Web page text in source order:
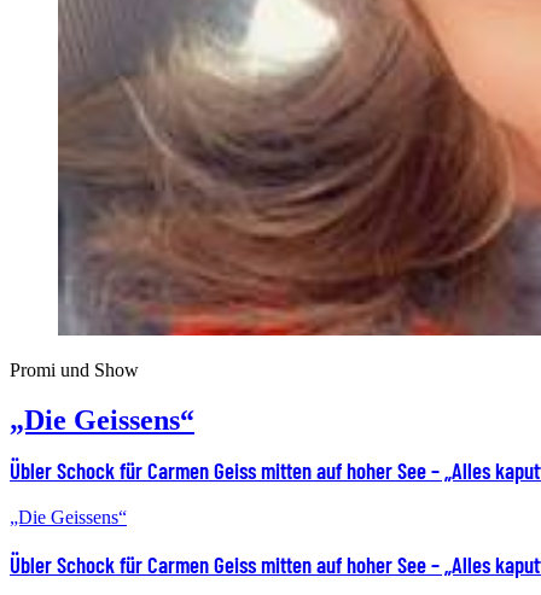
Promi und Show
„Die Geissens“
Übler Schock für Carmen Geiss mitten auf hoher See – „Alles
„Die Geissens“
Übler Schock für Carmen Geiss mitten auf hoher See – „Alles